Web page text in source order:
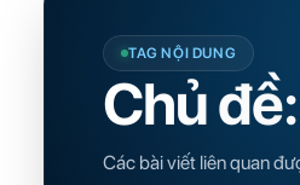
TAG NỘI DUNG
Chủ
Các bài viết liên quan